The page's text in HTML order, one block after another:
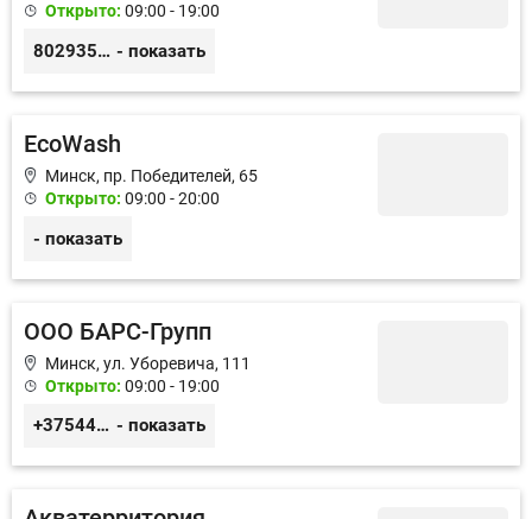
Открыто: 09:00 - 19:00
80293576767 - показать
EcoWash
Минск, пр. Победителей, 65
Открыто: 09:00 - 20:00
- показать
ООО БАРС-Групп
Минск, ул. Уборевича, 111
Открыто: 09:00 - 19:00
+375447017474 - показать